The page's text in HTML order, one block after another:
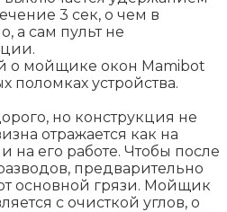
3 сек, о чем в
а сам пульт не
о мойщике окон Mamibot
поломках устройства.
но конструкция не
отражается как на
на его работе. Чтобы после
предварительно
основной грязи. Мойщик
с очисткой углов, о